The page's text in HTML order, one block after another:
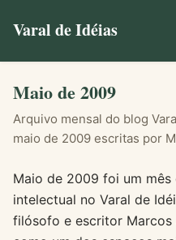
Varal de Idéias
Maio de 2009
Arquivo mensal do blog
maio de 2009 escritas por
Maio de 2009 foi um
intelectual no Varal de
filósofo e escritor